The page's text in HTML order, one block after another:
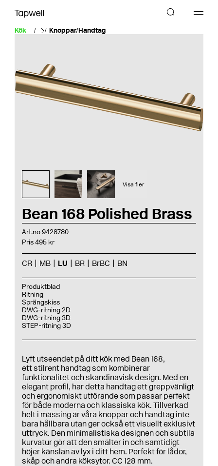
Kök Knoppar/Handtag
Bean 168 Polished Brass
Art.no 9428780
Pris 495 kr
CR MB LU BR BrBC BN
Produktblad
Ritning
Sprängskiss
DWG-ritning 2D
DWG-ritning 3D
STEP-ritning 3D
Lyft utseendet på ditt kök med Bean 168,
ett stilrent handtag som kombinerar
funktionalitet och skandinavisk design. Med en
elegant profil, har detta handtag ett greppvänligt
och ergonomiskt utförande som passar perfekt
för både moderna och klassiska kök. Tillverkad
helt i mässing är våra knoppar och handtag inte
bara hållbara utan ger också ett visuellt exklusivt
uttryck. Den minimalistiska designen och subtila
kurvatur gör att den smälter in och samtidigt
höjer känslan av lyx i ditt hem. Perfekt för lådor,
skåp och andra köksytor. CC 128 mm.
Visa fler